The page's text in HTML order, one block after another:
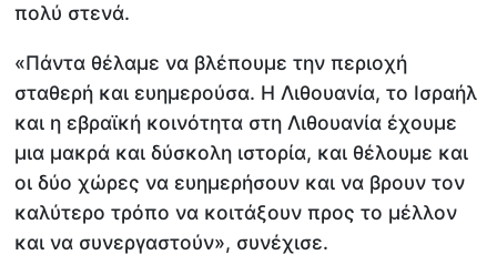
πολύ στενά.
«Πάντα θέλαμε να βλέπουμε την περιοχή
σταθερή και ευημερούσα. Η Λιθουανία, το Ισραήλ
και η εβραϊκή κοινότητα στη Λιθουανία έχουμε
μια μακρά και δύσκολη ιστορία, και θέλουμε και
οι δύο χώρες να ευημερήσουν και να βρουν τον
καλύτερο τρόπο να κοιτάξουν προς το μέλλον
και να συνεργαστούν», συνέχισε.